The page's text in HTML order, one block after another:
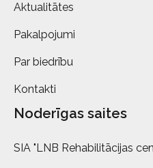
Aktualitātes
Pakalpojumi
Par biedrību
Kontakti
Noderīgas saites
SIA "LNB Rehabilitācijas